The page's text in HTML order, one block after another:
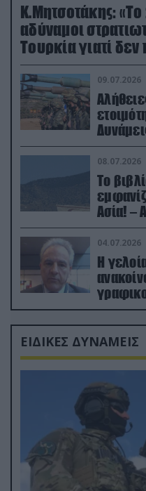
Κ.Μητσοτάκης:
αδύναμοι
Τουρκία γιατί
(βίντεο)
09.07.2026
08.07.2026
Το
Ασία! –
04.07.2026
Η
ΕΙΔΙΚΕΣ ΔΥΝΑΜΕΙΣ